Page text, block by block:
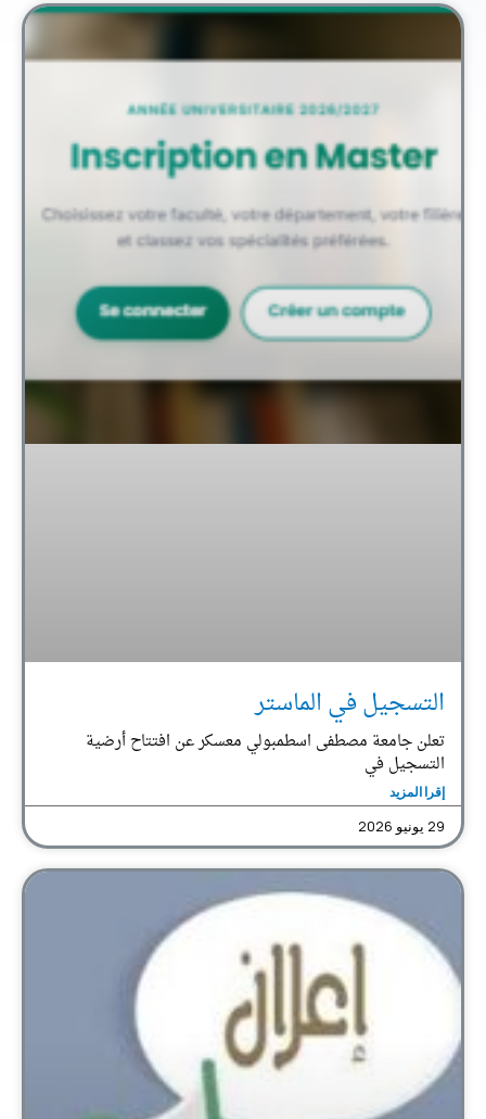
التسجيل في الماستر
تعلن جامعة مصطفى اسطمبولي معسكر عن افتتاح أرضية
التسجيل في
إقرا المزيد
29 يونيو 2026